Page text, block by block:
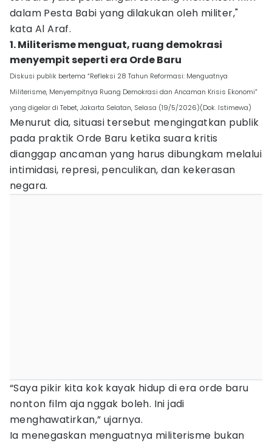
dalam Pesta Babi yang dilakukan oleh militer,"
kata Al Araf.
1. Militerisme menguat, ruang demokrasi
menyempit seperti era Orde Baru
Diskusi publik bertema “Refleksi 28 Tahun Reformasi: Menguatnya
Militerisme, Menyempitnya Ruang Demokrasi dan Ancaman Krisis Ekonomi”
yang digelar di Tebet, Jakarta Selatan, Selasa (19/5/2026)(Dok. Istimewa)
Menurut dia, situasi tersebut mengingatkan publik
pada praktik Orde Baru ketika suara kritis
dianggap ancaman yang harus dibungkam melalui
intimidasi, represi, penculikan, dan kekerasan
negara.
“Saya pikir kita kok kayak hidup di era orde baru
nonton film aja nggak boleh. Ini jadi
menghawatirkan,” ujarnya.
Ia menegaskan menguatnya militerisme bukan